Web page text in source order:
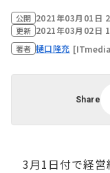
公開 2021年03月01日
更新 2021年03月02日
著者 樋口隆充
Share
3月1日付で経営